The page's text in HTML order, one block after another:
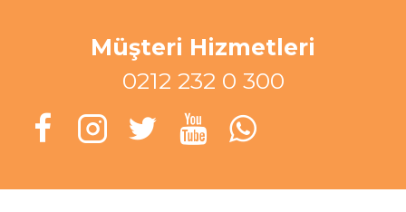
Müşteri Hizmetleri
0212 232 0 300